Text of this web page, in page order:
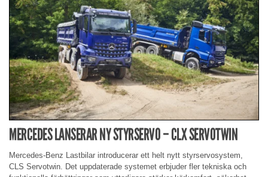
MERCEDES LANSERAR NY STYRSERVO – CLX SERVOTWIN
Mercedes-Benz Lastbilar introducerar ett helt nytt styrservosystem,
CLS Servotwin. Det uppdaterade systemet erbjuder fler tekniska och